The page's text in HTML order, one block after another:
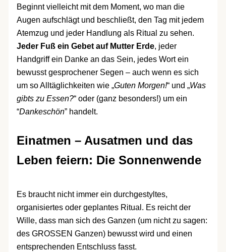
Beginnt vielleicht mit dem Moment, wo man die
Augen aufschlägt und beschließt, den Tag mit jedem
Atemzug und jeder Handlung als Ritual zu sehen.
Jeder Fuß ein Gebet auf Mutter Erde, jeder
Handgriff ein Danke an das Sein, jedes Wort ein
bewusst gesprochener Segen – auch wenn es sich
um so Alltäglichkeiten wie „Guten Morgen!“ und „Was
gibts zu Essen?“ oder (ganz besonders!) um ein
“Dankeschön” handelt.
Einatmen – Ausatmen und das
Leben feiern: Die Sonnenwende
Es braucht nicht immer ein durchgestyltes,
organisiertes oder geplantes Ritual. Es reicht der
Wille, dass man sich des Ganzen (um nicht zu sagen:
des GROSSEN Ganzen) bewusst wird und einen
entsprechenden Entschluss fasst.